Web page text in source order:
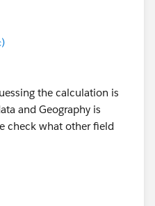
the calculation is
and Geography is
check what other field